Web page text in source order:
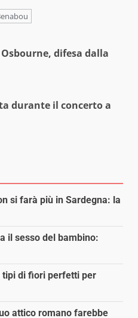
difesa dalla
durante il concerto a
si farà più in Sardegna: la
il sesso del bambino:
tipi di fiori perfetti per
attico romano farebbe